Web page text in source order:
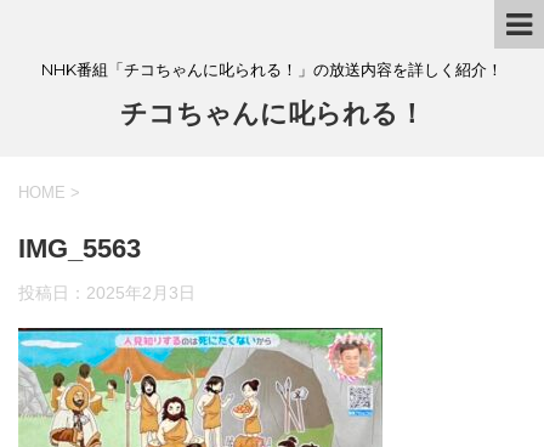
NHK番組「チコちゃんに叱られる！」の放送内容を詳しく紹介！
チコちゃんに叱られる！
HOME >
IMG_5563
投稿日： 2025年2月3日